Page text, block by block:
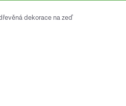
dekorace na zeď